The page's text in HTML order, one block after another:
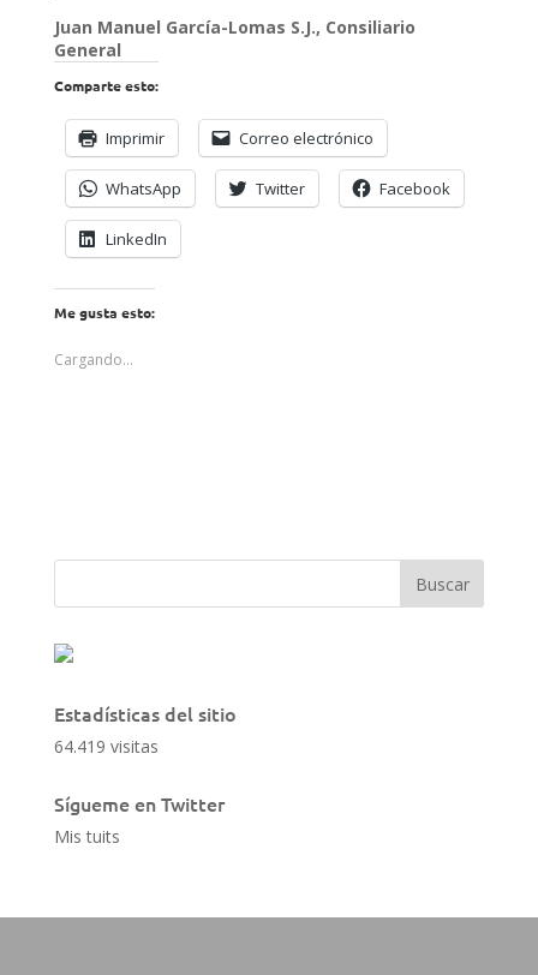
Juan Manuel García-Lomas S.J., Consiliario
General
Comparte esto:
Imprimir Correo electrónico
WhatsApp Twitter Facebook
LinkedIn
Me gusta esto:
Cargando...
Estadísticas del sitio
64.419 visitas
Sígueme en Twitter
Mis tuits